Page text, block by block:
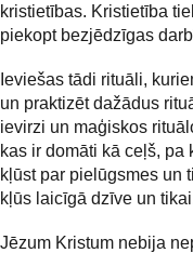
kristietības. Kristietība
piekopt bezjēdzīgas
Ieviešas tādi rituāli,
un praktizēt dažādus
ievirzi un maģiskos
kas ir domāti kā ceļš,
kļūst par pielūgsmes un
kļūs laicīgā dzīve un
Jēzum Kristum nebija